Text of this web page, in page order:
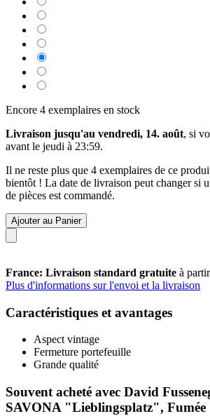
Encore 4 exemplaires en stock
Livraison jusqu'au vendredi, 14. août, si
avant le jeudi à 23:59.
Il ne reste plus que 4 exemplaires de ce
bientôt ! La date de livraison peut changer si
de pièces est commandé.
Ajouter au Panier
France: Livraison standard gratuite à
Plus d'informations sur l'envoi et la livraison
Caractéristiques et avantages
Aspect vintage
Fermeture portefeuille
Grande qualité
Souvent acheté avec David
SAVONA "Lieblingsplatz", Fumée